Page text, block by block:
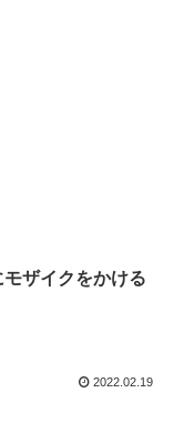
ザイクをかける
2022.02.19